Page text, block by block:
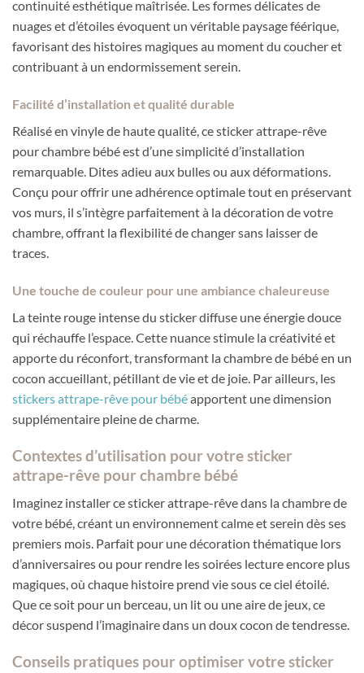
continuité esthétique maîtrisée. Les formes délicates de
nuages et d’étoiles évoquent un véritable paysage féérique,
favorisant des histoires magiques au moment du coucher et
contribuant à un endormissement serein.
Facilité d’installation et qualité durable
Réalisé en vinyle de haute qualité, ce sticker attrape-rêve
pour chambre bébé est d’une simplicité d’installation
remarquable. Dites adieu aux bulles ou aux déformations.
Conçu pour offrir une adhérence optimale tout en préservant
vos murs, il s’intègre parfaitement à la décoration de votre
chambre, offrant la flexibilité de changer sans laisser de
traces.
Une touche de couleur pour une ambiance chaleureuse
La teinte rouge intense du sticker diffuse une énergie douce
qui réchauffe l’espace. Cette nuance stimule la créativité et
apporte du réconfort, transformant la chambre de bébé en un
cocon accueillant, pétillant de vie et de joie. Par ailleurs, les
stickers attrape-rêve pour bébéapportent une dimension
supplémentaire pleine de charme.
Contextes d’utilisation pour votre sticker
attrape-rêve pour chambre bébé
Imaginez installer ce sticker attrape-rêve dans la chambre de
votre bébé, créant un environnement calme et serein dès ses
premiers mois. Parfait pour une décoration thématique lors
d’anniversaires ou pour rendre les soirées lecture encore plus
magiques, où chaque histoire prend vie sous ce ciel étoilé.
Que ce soit pour un berceau, un lit ou une aire de jeux, ce
décor suspend l’imaginaire dans un doux cocon de tendresse.
Conseils pratiques pour optimiser votre sticker